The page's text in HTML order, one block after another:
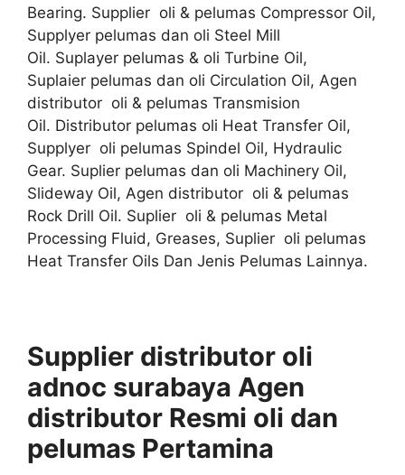
Bearing. Supplier oli & pelumas Compressor Oil,
Supplyer pelumas dan oli Steel Mill
Oil. Suplayer pelumas & oli Turbine Oil,
Suplaier pelumas dan oli Circulation Oil, Agen
distributor oli & pelumas Transmision
Oil. Distributor pelumas oli Heat Transfer Oil,
Supplyer oli pelumas Spindel Oil, Hydraulic
Gear. Suplier pelumas dan oli Machinery Oil,
Slideway Oil, Agen distributor oli & pelumas
Rock Drill Oil. Suplier oli & pelumas Metal
Processing Fluid, Greases, Suplier oli pelumas
Heat Transfer Oils Dan Jenis Pelumas Lainnya.
Supplier distributor oli
adnoc surabaya Agen
distributor Resmi oli dan
pelumas Pertamina